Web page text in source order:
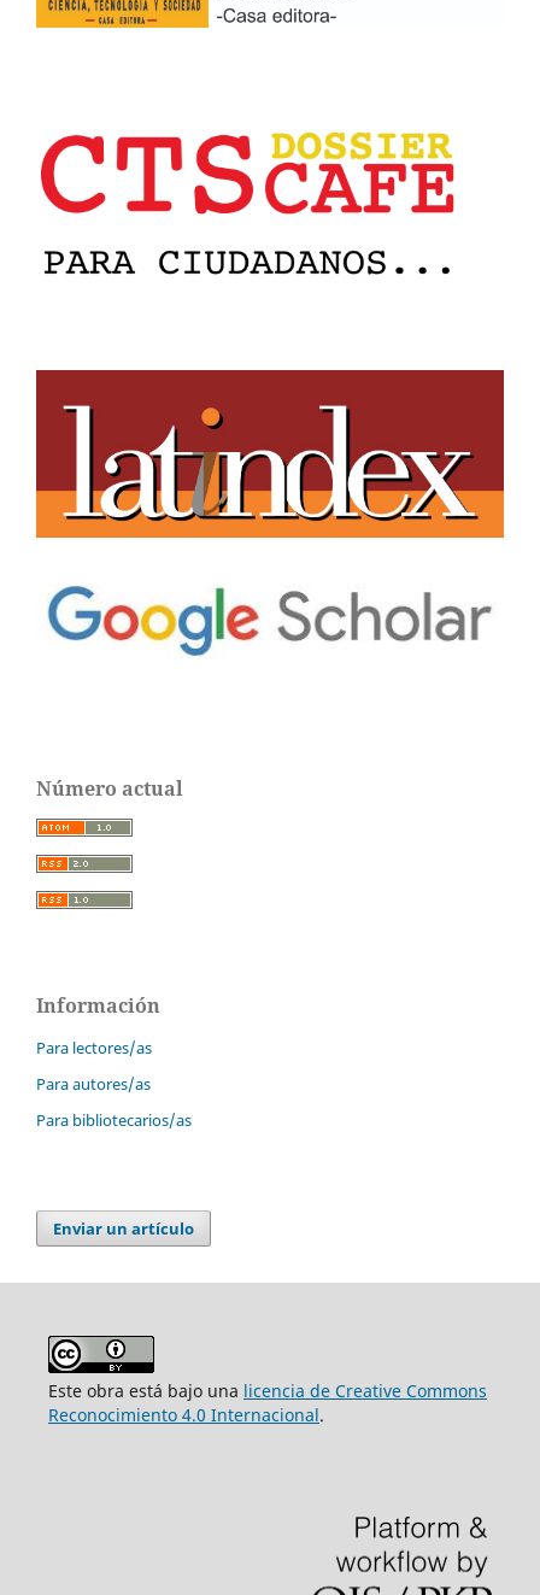
Número actual
Información
Para lectores/as
Para autores/as
Para bibliotecarios/as
Enviar un artículo
Este obra está bajo una licencia de Creative Commons
Reconocimiento 4.0 Internacional.